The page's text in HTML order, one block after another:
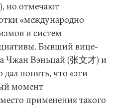
но отмечают
«международно
и систем
Бывший вице-
Чжан Вэньцай (张文才) и
дал понять, что «эти
момент
применения такого